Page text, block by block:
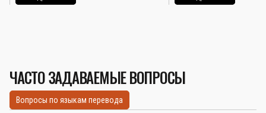
ЧАСТО ЗАДАВАЕМЫЕ ВОПРОСЫ
Вопросы по языкам перевода